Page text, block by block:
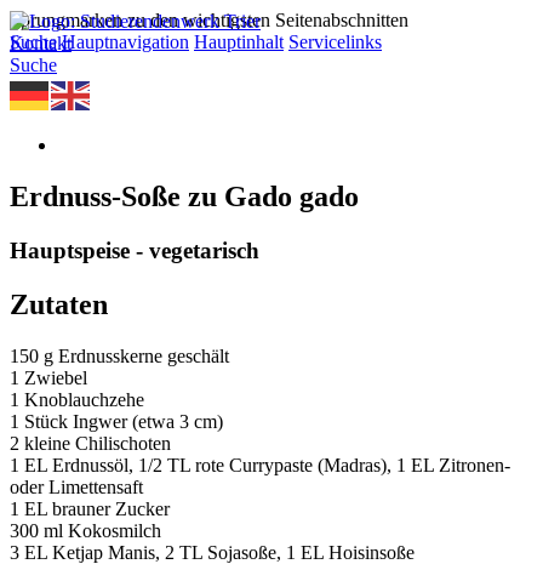
Sprungmarken zu den wichtigsten Seitenabschnitten
Suche Hauptnavigation Hauptinhalt Servicelinks
Kontakt
Suche
Erdnuss-Soße zu Gado gado
Hauptspeise - vegetarisch
Zutaten
150 g Erdnusskerne geschält
1 Zwiebel
1 Knoblauchzehe
1 Stück Ingwer (etwa 3 cm)
2 kleine Chilischoten
1 EL Erdnussöl, 1/2 TL rote Currypaste (Madras), 1 EL Zitronen-
oder Limettensaft
1 EL brauner Zucker
300 ml Kokosmilch
3 EL Ketjap Manis, 2 TL Sojasoße, 1 EL Hoisinsoße